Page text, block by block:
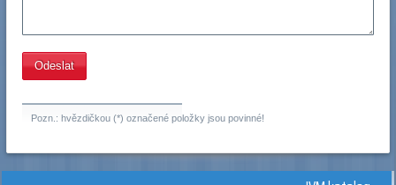
Pozn.: hvězdičkou (*) označené položky jsou povinné!